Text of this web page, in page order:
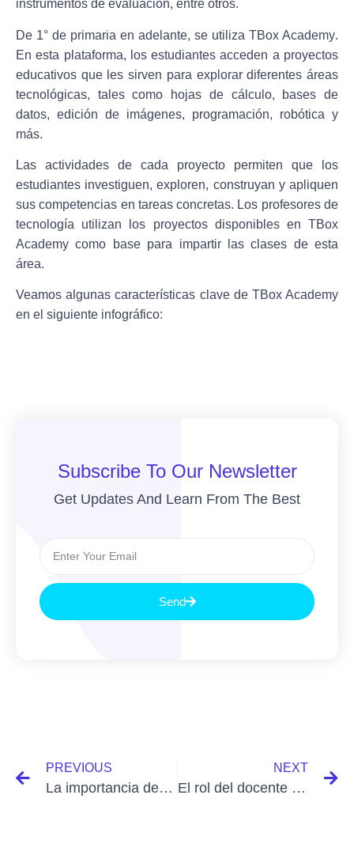
instrumentos de evaluación, entre otros.
De 1° de primaria en adelante, se utiliza TBox Academy.
En esta plataforma, los estudiantes acceden a proyectos
educativos que les sirven para explorar diferentes áreas
tecnológicas, tales como hojas de cálculo, bases de
datos, edición de imágenes, programación, robótica y
más.
Las actividades de cada proyecto permiten que los
estudiantes investiguen, exploren, construyan y apliquen
sus competencias en tareas concretas. Los profesores de
tecnología utilizan los proyectos disponibles en TBox
Academy como base para impartir las clases de esta
área.
Veamos algunas características clave de TBox Academy
en el siguiente infográfico:
Subscribe To Our Newsletter
Get Updates And Learn From The Best
Send
PREVIOUS
La importancia de aprender tecnología
NEXT
El rol del docente en ambientes virtuales de aprendizaje